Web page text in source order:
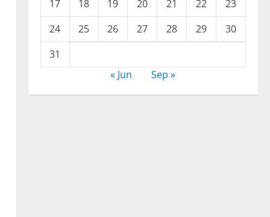
17
18 19 20 21 22
23
24
25 26 27 28 29
30
31
« Jun
Sep »